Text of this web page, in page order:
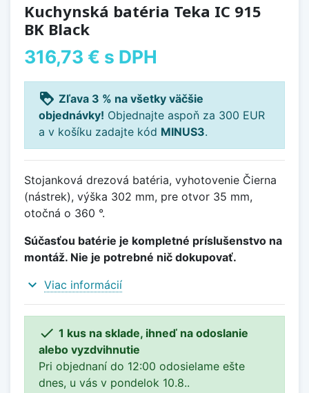
Kuchynská batéria Teka IC 915
BK Black
316,73 € s DPH
loyalty Zľava 3 % na všetky väčšie
objednávky! Objednajte aspoň za 300 EUR
a v košíku zadajte kód MINUS3.
Stojanková drezová batéria, vyhotovenie Čierna
(nástrek), výška 302 mm, pre otvor 35 mm,
otočná o 360 °.
Súčasťou batérie je kompletné príslušenstvo na
montáž. Nie je potrebné nič dokupovať.
expand_more Viac informácií
 1 kus na sklade, ihneď na odoslanie
alebo vyzdvihnutie
Pri objednaní do 12:00 odosielame ešte
dnes, u vás v pondelok 10.8..